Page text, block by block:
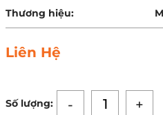
Thương hiệu:
Liên Hệ
Số lượng: - +